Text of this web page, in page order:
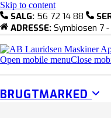
Skip to content
SALG: 56 72 14 88
ADRESSE: Symbiosen 7
Open mobile menuClose
BRUGTMARKED